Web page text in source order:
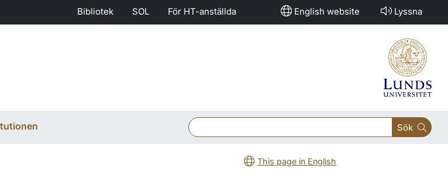
Bibliotek SOL För HT-anställda English website Lyssna
Sök
This page in English